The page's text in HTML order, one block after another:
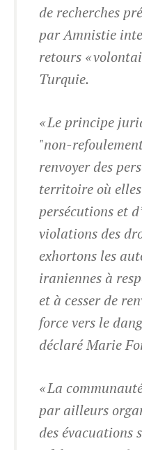
de recherches
par Amnistie
retours «
Turquie.
« Le principe
"non-
renvoyer des
territoire où
persécutions et
violations des
exhortons les
iraniennes à
et à cesser de
force vers le
déclaré Marie
« La
par ailleurs
des évacuations
NAVIGATION PRINCIPALE
RÉSEAUX SOCIAUX
PIED DE PAGE